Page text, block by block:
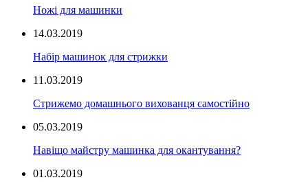
Ножі для машинки
14.03.2019
Набір машинок для стрижки
11.03.2019
Стрижемо домашнього вихованця самостійно
05.03.2019
Навіщо майстру машинка для окантування?
01.03.2019